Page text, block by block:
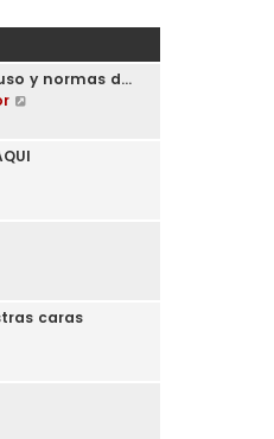
y normas d…
ú
e caras